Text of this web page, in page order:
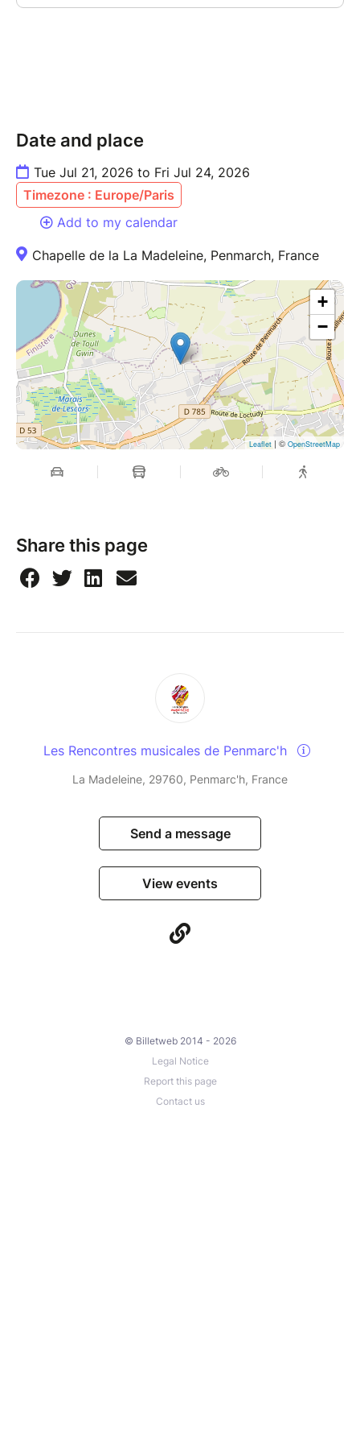
concert à 18H30.
Date and place
Tue Jul 21, 2026 to Fri Jul 24, 2026
Timezone : Europe/Paris
Add to my calendar
Chapelle de la La Madeleine, Penmarch, France
+
−
Leaflet | © OpenStreetMap
Share this page
Les Rencontres musicales de Penmarc'h
La Madeleine, 29760, Penmarc'h, France
Send a message
View events
© Billetweb 2014 - 2026
Legal Notice
Report this page
Contact us